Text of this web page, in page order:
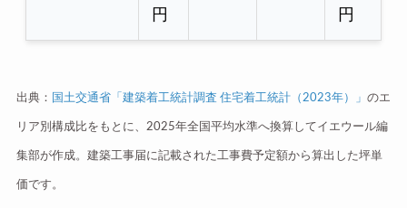
円
円
出典： 国土交通省「建築着工統計調査 住宅着工統計（2023年）」 のエ
リア別構成比をもとに、2025年全国平均水準へ換算してイエウール編
集部が作成。建築工事届に記載された工事費予定額から算出した坪単
価です。